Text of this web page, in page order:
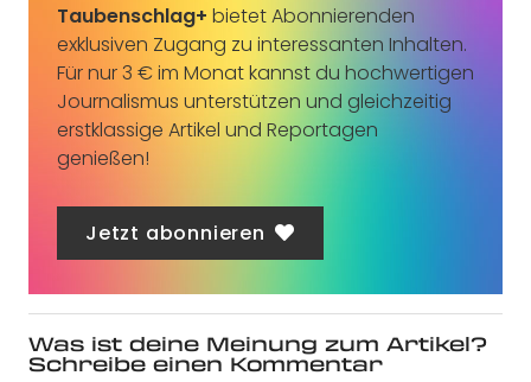
Taubenschlag+ bietet Abonnierenden
exklusiven Zugang zu interessanten Inhalten.
Für nur 3 € im Monat kannst du hochwertigen
Journalismus unterstützen und gleichzeitig
erstklassige Artikel und Reportagen
genießen!
Jetzt abonnieren
Was ist deine Meinung zum Artikel?
Schreibe einen Kommentar